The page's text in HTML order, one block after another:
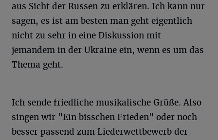
aus Sicht der Russen zu erklären. Ich kann nur
sagen, es ist am besten man geht eigentlich
nicht zu sehr in eine Diskussion mit
jemandem in der Ukraine ein, wenn es um das
Thema geht.
Ich sende friedliche musikalische Grüße. Also
singen wir "Ein bisschen Frieden" oder noch
besser passend zum Liederwettbewerb der